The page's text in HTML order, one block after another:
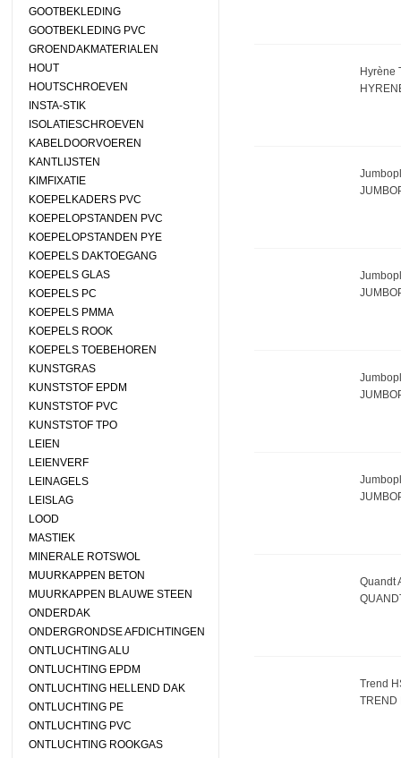
GOOTBEKLEDING
GOOTBEKLEDING PVC
GROENDAKMATERIALEN
HOUT
HOUTSCHROEVEN
INSTA-STIK
ISOLATIESCHROEVEN
KABELDOORVOEREN
KANTLIJSTEN
KIMFIXATIE
KOEPELKADERS PVC
KOEPELOPSTANDEN PVC
KOEPELOPSTANDEN PYE
KOEPELS DAKTOEGANG
KOEPELS GLAS
KOEPELS PC
KOEPELS PMMA
KOEPELS ROOK
KOEPELS TOEBEHOREN
KUNSTGRAS
KUNSTSTOF EPDM
KUNSTSTOF PVC
KUNSTSTOF TPO
LEIEN
LEIENVERF
LEINAGELS
LEISLAG
LOOD
MASTIEK
MINERALE ROTSWOL
MUURKAPPEN BETON
MUURKAPPEN BLAUWE STEEN
ONDERDAK
ONDERGRONDSE AFDICHTINGEN
ONTLUCHTING ALU
ONTLUCHTING EPDM
ONTLUCHTING HELLEND DAK
ONTLUCHTING PE
ONTLUCHTING PVC
ONTLUCHTING ROOKGAS
Hyrène
Quandt
Trend
TREND